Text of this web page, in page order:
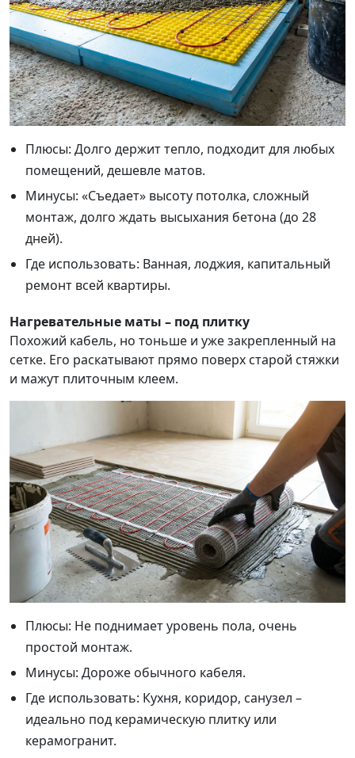
Плюсы: Долго держит тепло, подходит для любых
помещений, дешевле матов.
Минусы: «Съедает» высоту потолка, сложный
монтаж, долго ждать высыхания бетона (до 28
дней).
Где использовать: Ванная, лоджия, капитальный
ремонт всей квартиры.
Нагревательные маты – под плитку
Похожий кабель, но тоньше и уже закрепленный на
сетке. Его раскатывают прямо поверх старой стяжки
и мажут плиточным клеем.
Плюсы: Не поднимает уровень пола, очень
простой монтаж.
Минусы: Дороже обычного кабеля.
Где использовать: Кухня, коридор, санузел –
идеально под керамическую плитку или
керамогранит.